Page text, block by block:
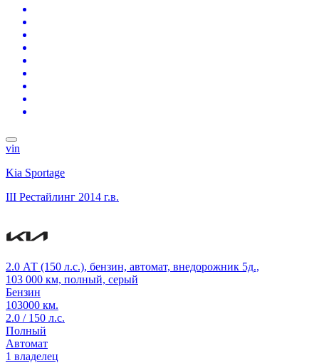
vin
Kia Sportage
III Рестайлинг 2014 г.в.
2.0 АТ (150 л.с.), бензин, автомат, внедорожник 5д.,
103 000 км, полный, серый
Бензин
103000 км.
2.0 / 150 л.с.
Полный
Автомат
1 владелец